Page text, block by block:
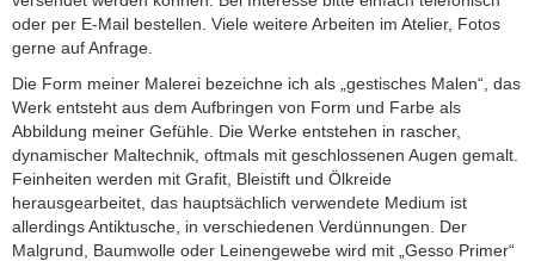
oder per E-Mail bestellen. Viele weitere Arbeiten im Atelier, Fotos
gerne auf Anfrage.
Die Form meiner Malerei bezeichne ich als „gestisches Malen“, das
Werk entsteht aus dem Aufbringen von Form und Farbe als
Abbildung meiner Gefühle. Die Werke entstehen in rascher,
dynamischer Maltechnik, oftmals mit geschlossenen Augen gemalt.
Feinheiten werden mit Grafit, Bleistift und Ölkreide
herausgearbeitet, das hauptsächlich verwendete Medium ist
allerdings Antiktusche, in verschiedenen Verdünnungen. Der
Malgrund, Baumwolle oder Leinengewebe wird mit „Gesso Primer“